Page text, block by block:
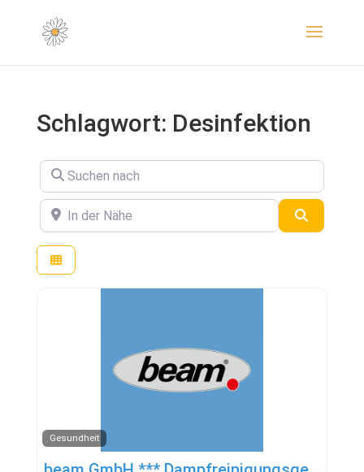
Schlagwort: Desinfektion
Suchen nach
In der Nähe
Gesundheit